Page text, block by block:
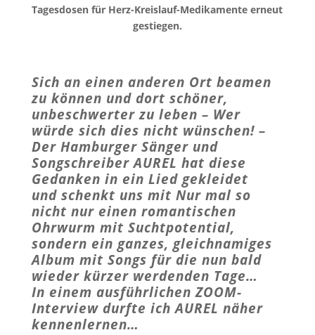
Tagesdosen für Herz-Kreislauf-Medikamente erneut
gestiegen.
Sich an einen anderen Ort beamen
zu können und dort schöner,
unbeschwerter zu leben – Wer
würde sich dies nicht wünschen! –
Der Hamburger Sänger und
Songschreiber AUREL hat diese
Gedanken in ein Lied gekleidet
und schenkt uns mit Nur mal so
nicht nur einen romantischen
Ohrwurm mit Suchtpotential,
sondern ein ganzes, gleichnamiges
Album mit Songs für die nun bald
wieder kürzer werdenden Tage…
In einem ausführlichen ZOOM-
Interview durfte ich AUREL näher
kennenlernen…